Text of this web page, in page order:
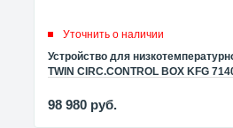
Уточнить о наличии
Устройство для
TWIN CIRC.CONTROL BOX KFG
98 980 руб.